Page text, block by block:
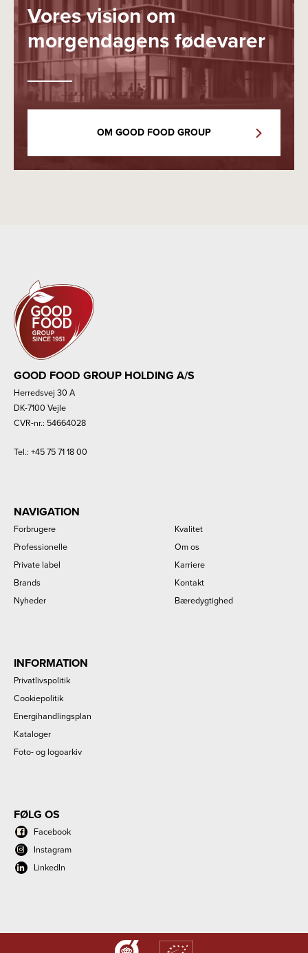
Vores vision om
morgendagens fødevarer
OM GOOD FOOD GROUP
GOOD FOOD GROUP HOLDING A/S
Herredsvej 30 A
DK-7100 Vejle
CVR-nr.: 54664028
Tel.: +45 75 71 18 00
NAVIGATION
Forbrugere
Professionelle
Private label
Brands
Nyheder
Kvalitet
Om os
Karriere
Kontakt
Bæredygtighed
INFORMATION
Privatlivspolitik
Cookiepolitik
Energihandlingsplan
Kataloger
Foto- og logoarkiv
FØLG OS
Facebook
Instagram
LinkedIn